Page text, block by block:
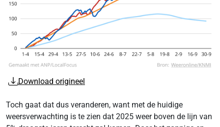
Download origineel
Toch gaat dat dus veranderen, want met de huidige
weersverwachting is te zien dat 2025 weer boven de lijn van